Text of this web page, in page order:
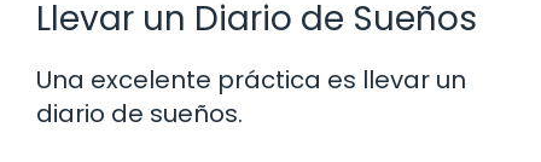
Llevar un Diario de Sueños
Una excelente práctica es llevar un
diario de sueños.